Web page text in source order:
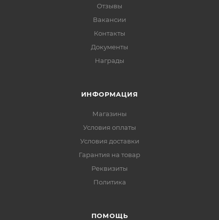
Отзывы
Вакансии
Контакты
Документы
Награды
ИНФОРМАЦИЯ
Магазины
Условия оплаты
Условия доставки
Гарантия на товар
Реквизиты
Политика
ПОМОЩЬ